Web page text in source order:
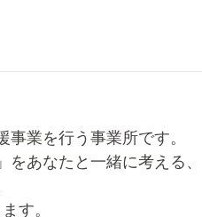
業を行う事業所です。
あなたと一緒に考える、
す。